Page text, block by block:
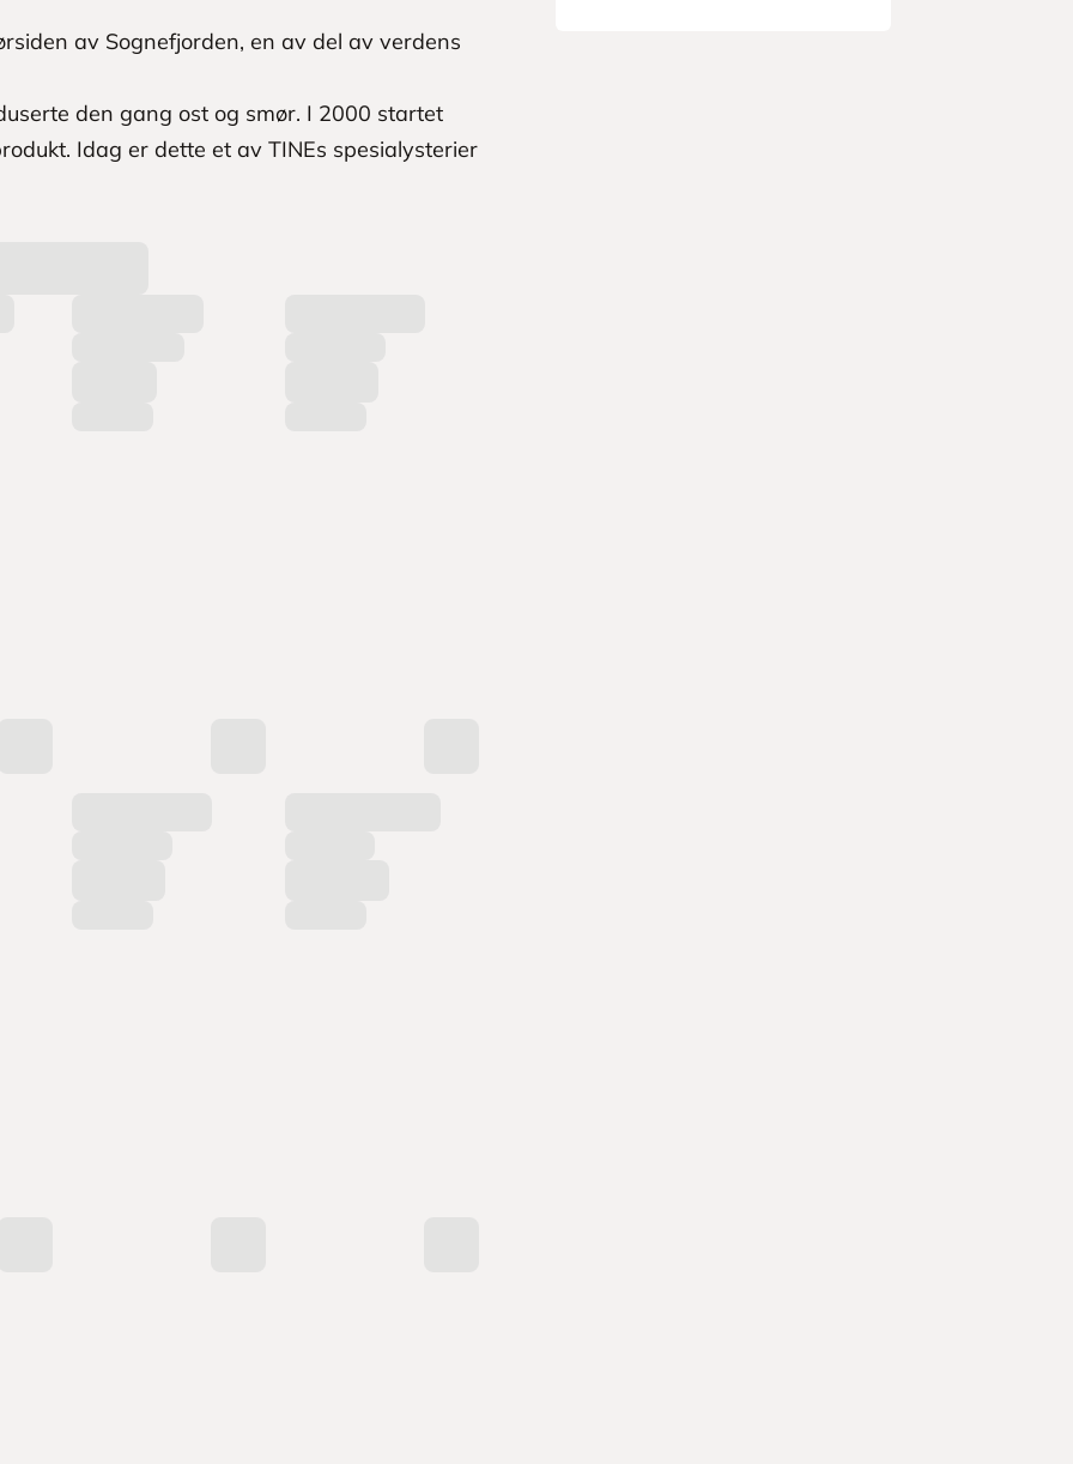
av Sognefjorden, en av del av verdens
den gang ost og smør. I 2000 startet
Idag er dette et av TINEs spesialysterier